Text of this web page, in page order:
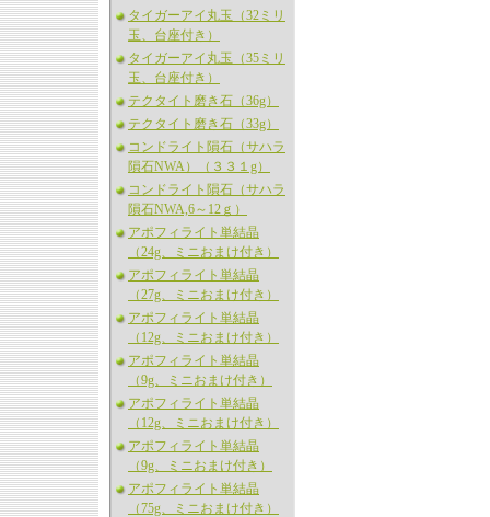
タイガーアイ丸玉（32ミリ
玉、台座付き）
タイガーアイ丸玉（35ミリ
玉、台座付き）
テクタイト磨き石（36g）
テクタイト磨き石（33g）
コンドライト隕石（サハラ
隕石NWA）（３３１g）
コンドライト隕石（サハラ
隕石NWA,6～12ｇ）
アポフィライト単結晶
（24g、ミニおまけ付き）
アポフィライト単結晶
（27g、ミニおまけ付き）
アポフィライト単結晶
（12g、ミニおまけ付き）
アポフィライト単結晶
（9g、ミニおまけ付き）
アポフィライト単結晶
（12g、ミニおまけ付き）
アポフィライト単結晶
（9g、ミニおまけ付き）
アポフィライト単結晶
（75g、ミニおまけ付き）